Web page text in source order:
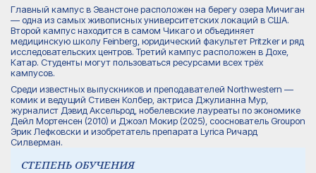
Главный кампус в Эванстоне расположен на берегу озера Мичиган
— одна из самых живописных университетских локаций в США.
Второй кампус находится в самом Чикаго и объединяет
медицинскую школу Feinberg, юридический факультет Pritzker и ряд
исследовательских центров. Третий кампус расположен в Дохе,
Катар. Студенты могут пользоваться ресурсами всех трёх
кампусов.
Среди известных выпускников и преподавателей Northwestern —
комик и ведущий Стивен Колбер, актриса Джулианна Мур,
журналист Дэвид Аксельрод, нобелевские лауреаты по экономике
Дейл Мортенсен (2010) и Джоэл Мокир (2025), сооснователь Groupon
Эрик Лефковски и изобретатель препарата Lyrica Ричард
Силверман.
СТЕПЕНЬ ОБУЧЕНИЯ